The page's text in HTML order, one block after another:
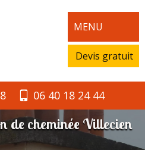
MENU
Devis gratuit
06 40 18 24 44
de cheminée Villecien